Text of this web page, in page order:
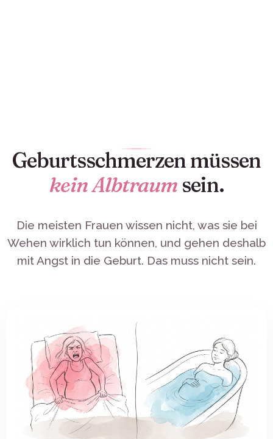
Geburtsschmerzen müssen
kein Albtraumsein.
Die meisten Frauen wissen nicht, was sie bei
Wehen wirklich tun können, und gehen deshalb
mit Angst in die Geburt. Das muss nicht sein.